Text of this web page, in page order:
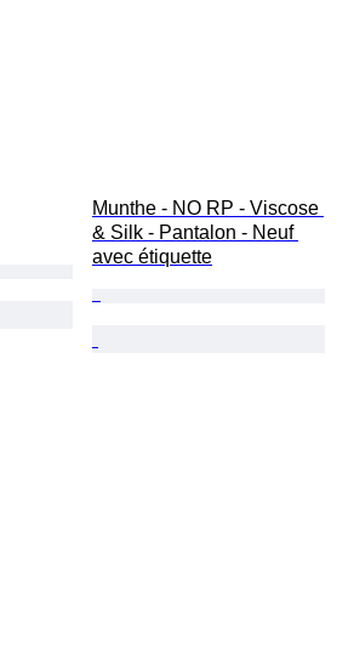
Munthe - NO RP - Viscose
& Silk - Pantalon - Neuf
avec étiquette